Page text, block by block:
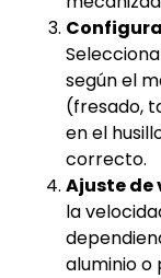
según el
(fresado,
en el
correcto.
Ajuste de
la
aluminio o